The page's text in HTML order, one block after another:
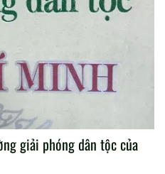
giải phóng dân tộc của